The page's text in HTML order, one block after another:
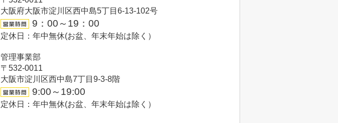
大阪府大阪市淀川区西中島5丁目6-13-102号
9：00～19：00
定休日：年中無休(お盆、年末年始は除く）
管理事業部
〒532-0011
大阪市淀川区西中島7丁目9-3-8階
9:00～19:00
定休日：年中無休(お盆、年末年始は除く）